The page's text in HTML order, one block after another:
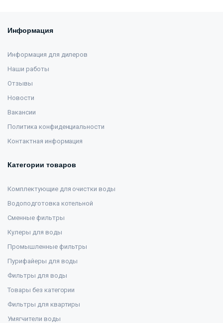
Информация
Информация для дилеров
Наши работы
Отзывы
Новости
Вакансии
Политика конфиденциальности
Контактная информация
Категории товаров
Комплектующие для очистки воды
Водоподготовка котельной
Сменные фильтры
Кулеры для воды
Промышленные фильтры
Пурифайеры для воды
Фильтры для воды
Товары без категории
Фильтры для квартиры
Умягчители воды